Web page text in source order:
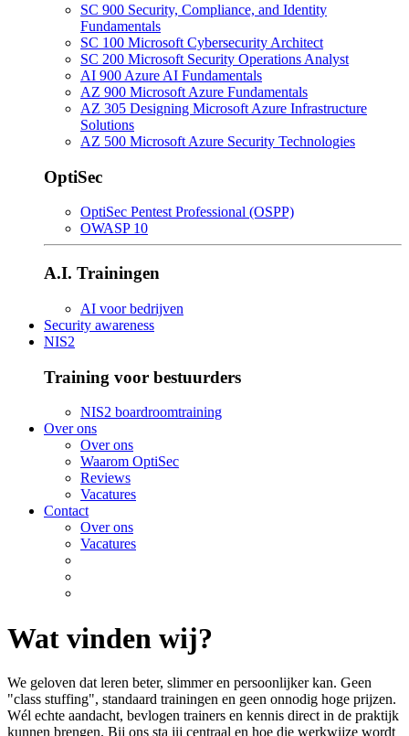
SC 900 Security, Compliance, and Identity
Fundamentals
SC 100 Microsoft Cybersecurity Architect
SC 200 Microsoft Security Operations Analyst
AI 900 Azure AI Fundamentals
AZ 900 Microsoft Azure Fundamentals
AZ 305 Designing Microsoft Azure Infrastructure
Solutions
AZ 500 Microsoft Azure Security Technologies
OptiSec
OptiSec Pentest Professional (OSPP)
OWASP 10
A.I. Trainingen
AI voor bedrijven
Security awareness
NIS2
Training voor bestuurders
NIS2 boardroomtraining
Over ons
Over ons
Waarom OptiSec
Reviews
Vacatures
Contact
Over ons
Vacatures
Wat vinden wij?
We geloven dat leren beter, slimmer en persoonlijker kan. Geen
"class stuffing", standaard trainingen en geen onnodig hoge prijzen.
Wél echte aandacht, bevlogen trainers en kennis direct in de praktijk
kunnen brengen. Bij ons sta jij centraal en hoe die werkwijze wordt